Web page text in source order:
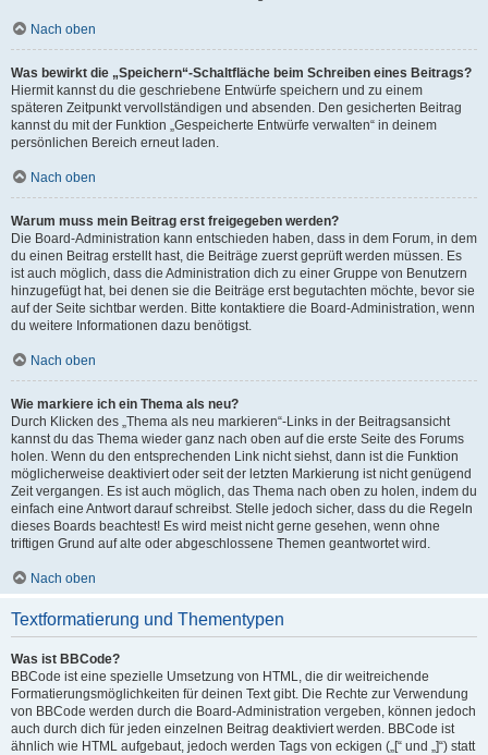
Nach oben
Was bewirkt die „Speichern“-Schaltfläche beim Schreiben eines Beitrags?
Hiermit kannst du die geschriebene Entwürfe speichern und zu einem
späteren Zeitpunkt vervollständigen und absenden. Den gesicherten Beitrag
kannst du mit der Funktion „Gespeicherte Entwürfe verwalten“ in deinem
persönlichen Bereich erneut laden.
Nach oben
Warum muss mein Beitrag erst freigegeben werden?
Die Board-Administration kann entschieden haben, dass in dem Forum, in dem
du einen Beitrag erstellt hast, die Beiträge zuerst geprüft werden müssen. Es
ist auch möglich, dass die Administration dich zu einer Gruppe von Benutzern
hinzugefügt hat, bei denen sie die Beiträge erst begutachten möchte, bevor sie
auf der Seite sichtbar werden. Bitte kontaktiere die Board-Administration, wenn
du weitere Informationen dazu benötigst.
Nach oben
Wie markiere ich ein Thema als neu?
Durch Klicken des „Thema als neu markieren“-Links in der Beitragsansicht
kannst du das Thema wieder ganz nach oben auf die erste Seite des Forums
holen. Wenn du den entsprechenden Link nicht siehst, dann ist die Funktion
möglicherweise deaktiviert oder seit der letzten Markierung ist nicht genügend
Zeit vergangen. Es ist auch möglich, das Thema nach oben zu holen, indem du
einfach eine Antwort darauf schreibst. Stelle jedoch sicher, dass du die Regeln
dieses Boards beachtest! Es wird meist nicht gerne gesehen, wenn ohne
triftigen Grund auf alte oder abgeschlossene Themen geantwortet wird.
Nach oben
Textformatierung und Thementypen
Was ist BBCode?
BBCode ist eine spezielle Umsetzung von HTML, die dir weitreichende
Formatierungsmöglichkeiten für deinen Text gibt. Die Rechte zur Verwendung
von BBCode werden durch die Board-Administration vergeben, können jedoch
auch durch dich für jeden einzelnen Beitrag deaktiviert werden. BBCode ist
ähnlich wie HTML aufgebaut, jedoch werden Tags von eckigen („[“ und „]“) statt